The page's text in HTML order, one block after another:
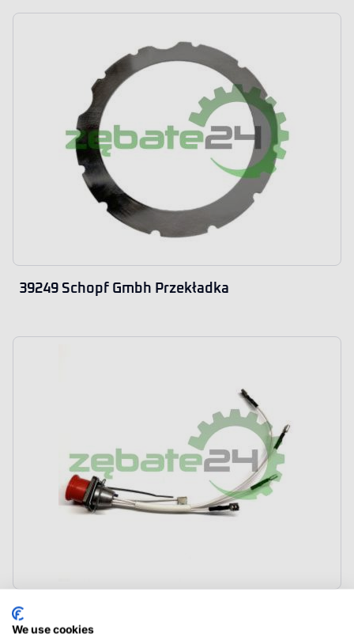
39249 Schopf Gmbh Przekładka
38686 Schopf Gmbh Wiązka przewodów
We use cookies